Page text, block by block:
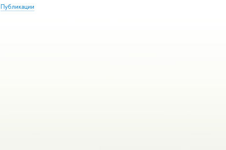
Публикации